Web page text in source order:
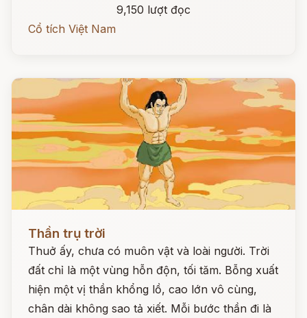
9,150 lượt đọc
Cổ tích Việt Nam
Đọc ngay
Thần trụ trời
Thuở ấy, chưa có muôn vật và loài người. Trời
đất chỉ là một vùng hỗn độn, tối tăm. Bỗng xuất
hiện một vị thần khổng lồ, cao lớn vô cùng,
chân dài không sao tả xiết. Mỗi bước thần đi là